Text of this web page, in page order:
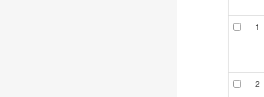
1
2